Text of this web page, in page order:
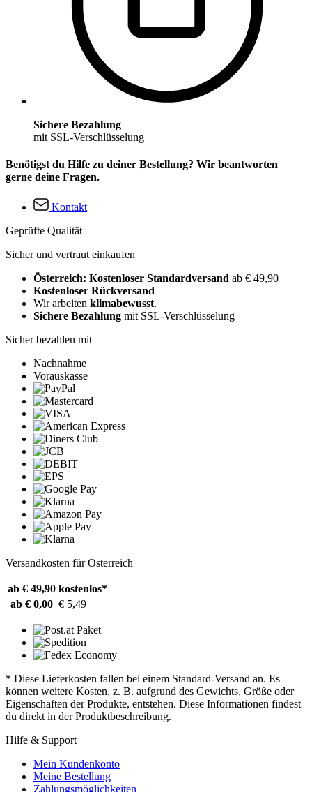
Sichere Bezahlung
mit SSL-Verschlüsselung
Benötigst du Hilfe zu deiner Bestellung? Wir beantworten
gerne deine Fragen.
Kontakt
Geprüfte Qualität
Sicher und vertraut einkaufen
Österreich: Kostenloser Standardversand ab € 49,90
Kostenloser Rückversand
Wir arbeiten klimabewusst.
Sichere Bezahlung mit SSL-Verschlüsselung
Sicher bezahlen mit
Nachnahme
Vorauskasse
Versandkosten für Österreich
ab € 49,90 kostenlos*
ab € 0,00 € 5,49
* Diese Lieferkosten fallen bei einem Standard-Versand an. Es
können weitere Kosten, z. B. aufgrund des Gewichts, Größe oder
Eigenschaften der Produkte, entstehen. Diese Informationen findest
du direkt in der Produktbeschreibung.
Hilfe & Support
Mein Kundenkonto
Meine Bestellung
Zahlungsmöglichkeiten